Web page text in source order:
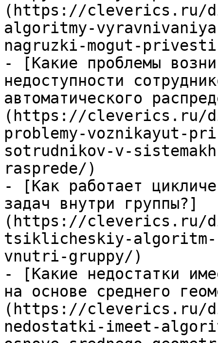
(https://cleverics.ru/
algoritmy-
nagruzki-mogut-
- [Какие проблемы
недоступности
автоматического
(https://cleverics.ru/
problemy-voznikayut-
sotrudnikov-v-
rasprede/)
- [Как работает
задач внутри группы?]
(https://cleverics.ru/
tsiklicheskiy-algoritm-
vnutri-gruppy/)
- [Какие недостатки
на основе среднего
(https://cleverics.ru/
nedostatki-imeet-